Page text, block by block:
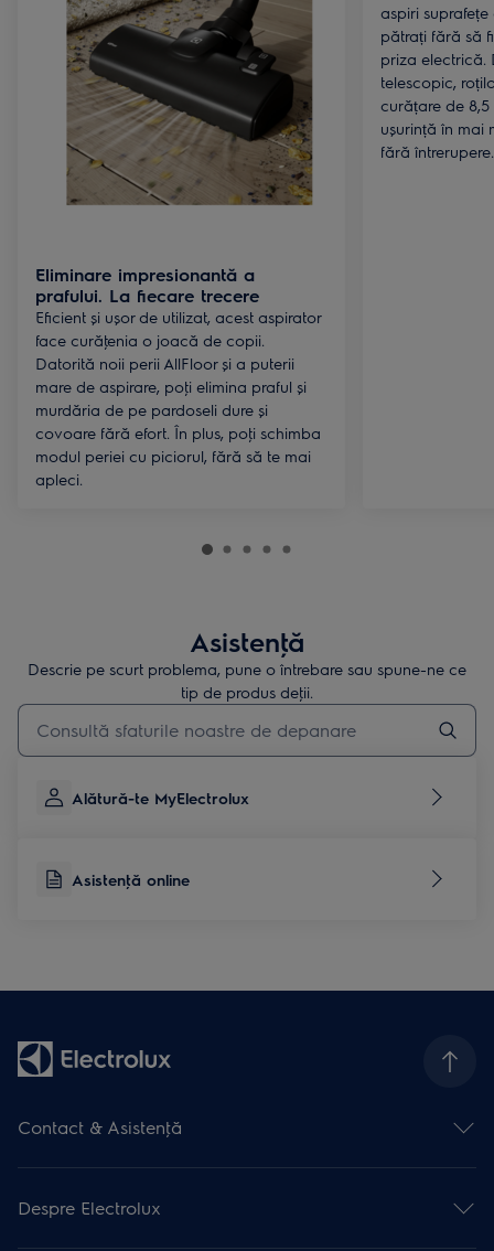
Eliminare impresionantă a
prafului. La fiecare trecere
Eficient și ușor de utilizat, acest aspirator
face curăţenia o joacă de copii.
Datorită noii perii AllFloor și a puterii
mare de aspirare, poţi elimina praful și
murdăria de pe pardoseli dure și
covoare fără efort. În plus, poţi schimba
modul periei cu piciorul, fără să te mai
apleci.
aspiri
pătrați fără să
priza electrică.
telescopic,
curățare de
ușurință în mai
fără întrerupere.
Asistenţă
Descrie pe scurt problema, pune o întrebare sau spune-ne ce
tip de produs deţii.
Type to search for support articles
Alătură-te MyElectrolux
Asistenţă online
Contact & Asistenţă
Asistenţă online
Asistenţă service
Articole de asistență
Despre Electrolux